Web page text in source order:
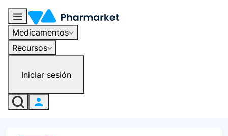
Medicamentos
Recursos
Iniciar sesión